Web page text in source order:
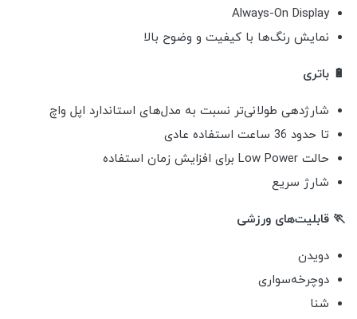
Always-On Display
نمایش رنگ‌ها با کیفیت و وضوح بالا
🔋 باتری
شارژدهی طولانی‌تر نسبت به مدل‌های استاندارد اپل واچ
تا حدود 36 ساعت استفاده عادی
حالت Low Power برای افزایش زمان استفاده
شارژ سریع
🏃 قابلیت‌های ورزشی
دویدن
دوچرخه‌سواری
شنا